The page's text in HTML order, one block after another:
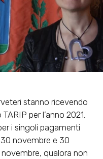
stanno ricevendo
per l’anno 2021.
i singoli pagamenti
novembre e 30
qualora non